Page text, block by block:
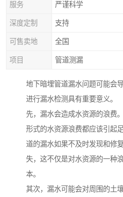
服务 严谨科学
深度定制 支持
可售卖地 全国
项目 管道测漏
地下暗埋管道漏水问题可能会
进行漏水检测具有重要意义。
先，漏水会造成水资源的浪费
形式的水资源浪费都应该引起
道的漏水如果不及时发现和修
失，这不仅是对水资源的一种
本。
其次，漏水可能会对周围的土